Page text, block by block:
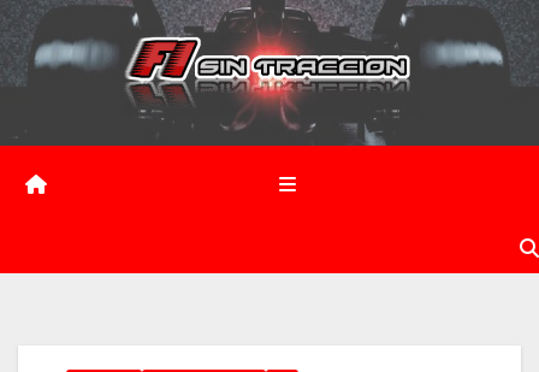
Saltar
contenido